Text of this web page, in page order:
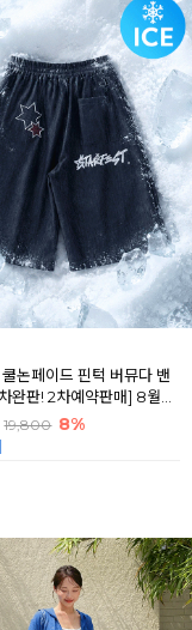
논페이드 핀턱 버뮤다 밴
판! 2차예약판매] 8월셋
송
19,800 8%